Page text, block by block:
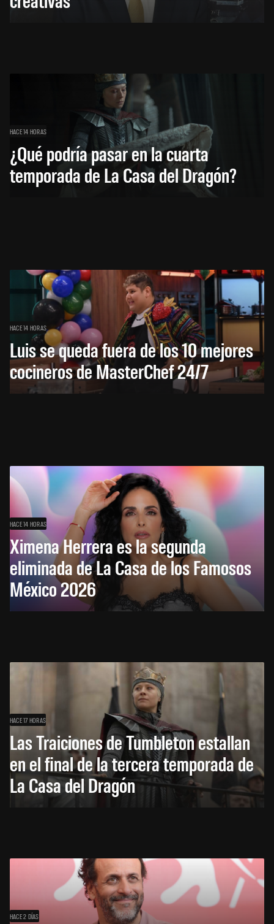
HACE 14 HORAS
¿Qué podría pasar en la cuarta
temporada de La Casa del Dragón?
HACE 14 HORAS
Luis se queda fuera de los 10 mejores
cocineros de MasterChef 24/7
HACE 14 HORAS
Ximena Herrera es la segunda
eliminada de La Casa de los Famosos
México 2026
HACE 17 HORAS
Las Traiciones de Tumbleton estallan
en el final de la tercera temporada de
La Casa del Dragón
HACE 2 DÍAS